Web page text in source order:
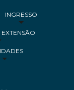
INGRESSO